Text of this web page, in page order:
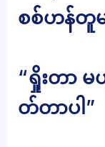
စစ်ဟန်တူ
“ရှိုးတာ
တ်တာပါ”